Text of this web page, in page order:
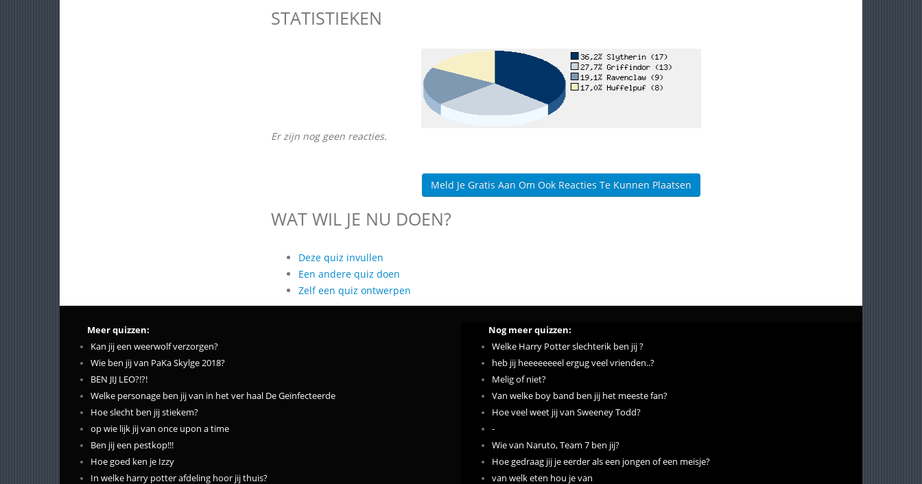
STATISTIEKEN
Er zijn nog geen reacties.
Meld Je Gratis Aan Om Ook Reacties Te Kunnen Plaatsen
WAT WIL JE NU DOEN?
Deze quiz invullen
Een andere quiz doen
Zelf een quiz ontwerpen
Meer quizzen:
Kan jij een weerwolf verzorgen?
Wie ben jij van PaKa Skylge 2018?
BEN JIJ LEO?!?!
Welke personage ben jij van in het ver haal De Geïnfecteerde
Hoe slecht ben jij stiekem?
op wie lijk jij van once upon a time
Ben jij een pestkop!!!
Hoe goed ken je Izzy
In welke harry potter afdeling hoor jij thuis?
Nog meer quizzen:
Welke Harry Potter slechterik ben jij ?
heb jij heeeeeeeel ergug veel vrienden..?
Melig of niet?
Van welke boy band ben jij het meeste fan?
Hoe veel weet jij van Sweeney Todd?
-
Wie van Naruto, Team 7 ben jij?
Hoe gedraag jij je eerder als een jongen of een meisje?
van welk eten hou je van